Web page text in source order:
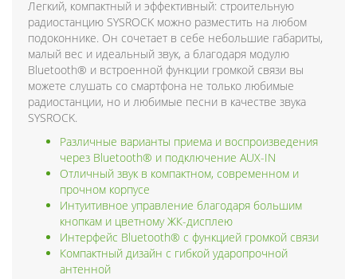
Легкий, компактный и эффективный: строительную
радиостанцию ​​SYSROCK можно разместить на любом
подоконнике. Он сочетает в себе небольшие габариты,
малый вес и идеальный звук, а благодаря модулю
Bluetooth® и встроенной функции громкой связи вы
можете слушать со смартфона не только любимые
радиостанции, но и любимые песни в качестве звука
SYSROCK.
Различные варианты приема и воспроизведения
через Bluetooth® и подключение AUX-IN
Отличный звук в компактном, современном и
прочном корпусе
Интуитивное управление благодаря большим
кнопкам и цветному ЖК-дисплею
Интерфейс Bluetooth® с функцией громкой связи
Компактный дизайн с гибкой ударопрочной
антенной